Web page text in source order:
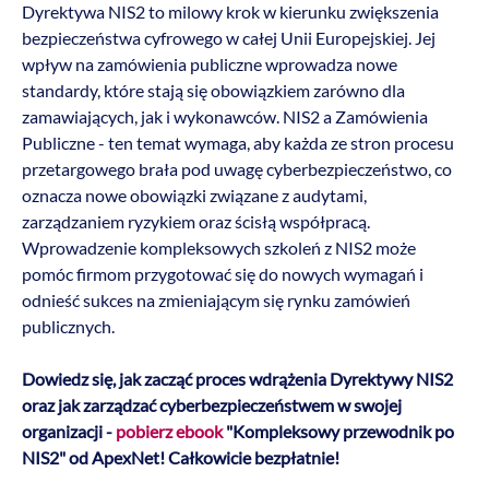
Dyrektywa NIS2 to milowy krok w kierunku zwiększenia
bezpieczeństwa cyfrowego w całej Unii Europejskiej. Jej
wpływ na zamówienia publiczne wprowadza nowe
standardy, które stają się obowiązkiem zarówno dla
zamawiających, jak i wykonawców. NIS2 a Zamówienia
Publiczne - ten temat wymaga, aby każda ze stron procesu
przetargowego brała pod uwagę cyberbezpieczeństwo, co
oznacza nowe obowiązki związane z audytami,
zarządzaniem ryzykiem oraz ścisłą współpracą.
Wprowadzenie kompleksowych szkoleń z NIS2 może
pomóc firmom przygotować się do nowych wymagań i
odnieść sukces na zmieniającym się rynku zamówień
publicznych.
Dowiedz się, jak zacząć proces wdrążenia Dyrektywy NIS2
oraz jak zarządzać cyberbezpieczeństwem w swojej
organizacji - pobierz ebook"Kompleksowy przewodnik po
NIS2" od ApexNet! Całkowicie bezpłatnie!